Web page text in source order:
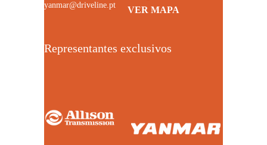
yanmar@driveline.pt
VER MAPA
Representantes exclusivos